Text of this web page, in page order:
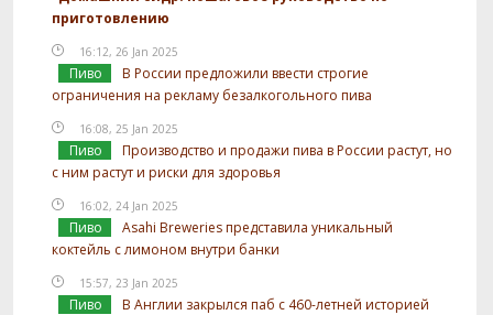
приготовлению
16:12, 26 Jan 2025
Пиво
В России предложили ввести строгие
ограничения на рекламу безалкогольного пива
16:08, 25 Jan 2025
Пиво
Производство и продажи пива в России растут, но
с ним растут и риски для здоровья
16:02, 24 Jan 2025
Пиво
Asahi Breweries представила уникальный
коктейль с лимоном внутри банки
15:57, 23 Jan 2025
Пиво В Англии закрылся паб с 460-летней историей